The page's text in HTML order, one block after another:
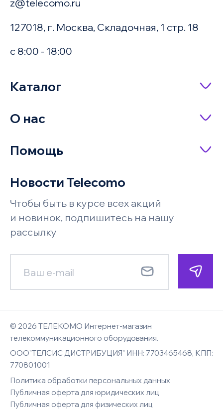
z@telecomo.ru
127018, г. Москва, Складочная, 1 стр. 18
с 8:00 - 18:00
Каталог
IP-телефония
Серверное оборудование и системы
хранения
Системы безопасности и
видеонаблюдения
О нас
Акции
Бренды
Faq
Новости
Контакты
Помощь
Поставщикам
Гарантия
Новости Telecomo
Чтобы быть в курсе всех акций
и новинок, подпишитесь на нашу
рассылку
© 2026 ТЕЛЕКОМО Интернет-магазин
телекоммуникационного оборудования.
ООО"ТЕЛСИС ДИСТРИБУЦИЯ" ИНН: 7703465468, КПП:
770801001
Политика обработки персональных данных
Публичная оферта для юридических лиц
Публичная оферта для физических лиц
Вход
E-mail
Восстановление
пароля
Введите адрес электронной почты
Имя
Комментарий к заказу
Под заказ
по наличию, цене и срокам доставки
Телефон
Запросить цену
по цене и срокам доставки
Телефон